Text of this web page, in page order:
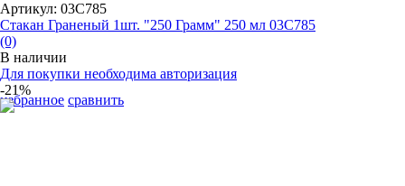
избранное сравнить
Артикул: 03C785
Стакан Граненый 1шт. "250 Грамм" 250 мл 03C785
(0)
В наличии
Для покупки необходима авторизация
-21%